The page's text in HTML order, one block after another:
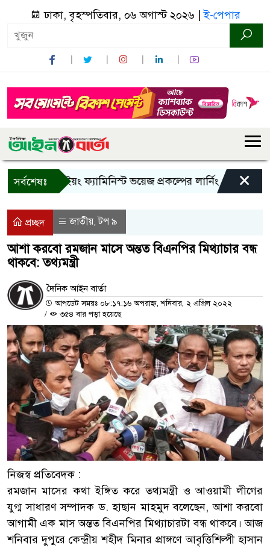
ঢাকা, বৃহস্পতিবার, ০৬ অগাস্ট ২০২৬ |ই-পেপার
সর্বশেষঃ
বান্দরবানে ইয়ং ফ্যামিনিস্ট ভয়েজ প্রকল্পের লার্নিং শেয়ারিং×
প্রচ্ছদ জাতীয়,টপ ৯
আশা করবো রমজান মাসে অন্তত বিএনপির মিথ্যাচার বন্ধ
থাকবে: তথ্যমন্ত্রী
দৈনিক আইন বার্তা
আপডেট সময়ঃ ০৮:১৭:১৬ অপরাহ্ন, শনিবার, ২ এপ্রিল ২০২২
/
৩৫৪ বার পড়া হয়েছে
নিজস্ব প্রতিবেদক :
রমজান মাসের কথা ইঙ্গিত করে তথ্যমন্ত্রী ও আওয়ামী লীগের
যুগ্ম সাধারণ সম্পাদক ড. হাছান মাহমুদ বলেছেন, আশা করবো
আগামী এক মাস অন্তত বিএনপির মিথ্যাচারটা বন্ধ থাকবে। আজ
শনিবার দুপুরে কেন্দ্রীয় শহীদ মিনার প্রাঙ্গণে আবৃত্তিশিল্পী হাসান